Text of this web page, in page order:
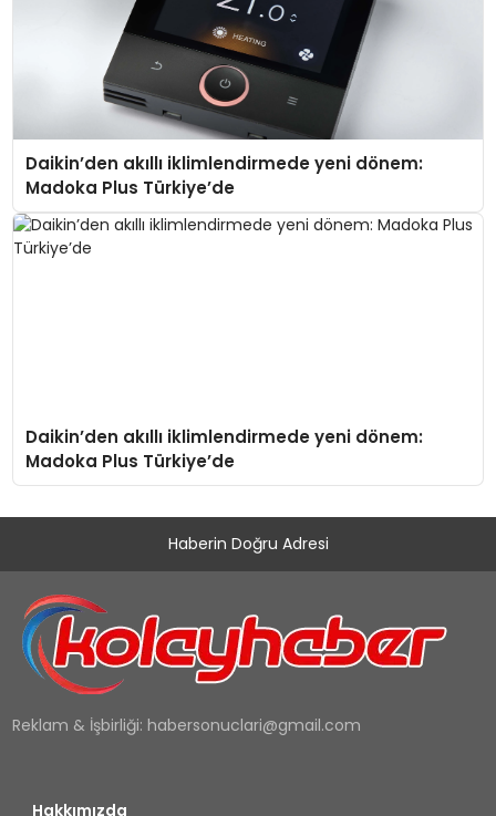
Daikin’den akıllı iklimlendirmede yeni dönem:
Madoka Plus Türkiye’de
Daikin’den akıllı iklimlendirmede yeni dönem:
Madoka Plus Türkiye’de
Haberin Doğru Adresi
Reklam & İşbirliği: habersonuclari@gmail.com
Hakkımızda